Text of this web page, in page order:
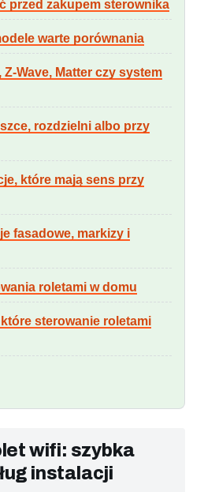
przed zakupem sterownika
warte porównania
Z-Wave, Matter czy system
rozdzielni albo przy
które mają sens przy
fasadowe, markizy i
roletami w domu
które sterowanie roletami
wifi: szybka
instalacji